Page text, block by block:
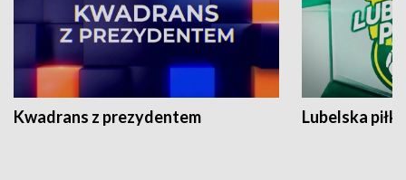
Kwadrans z prezydentem Lubelska piłka